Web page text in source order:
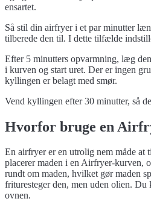
ensartet.
Så stil din airfryer i et par minutter
tilberede den til. I dette tilfælde
Efter 5 minutters opvarmning, læg
i kurven og start uret. Der er ingen
kyllingen er belagt med smør.
Vend kyllingen efter 30 minutter, så
Hvorfor bruge en
En airfryer er en utrolig nem måde at
placerer maden i en Airfryer-kurven,
rundt om maden, hvilket gør maden
frituresteger den, men uden olien.
ovnen.